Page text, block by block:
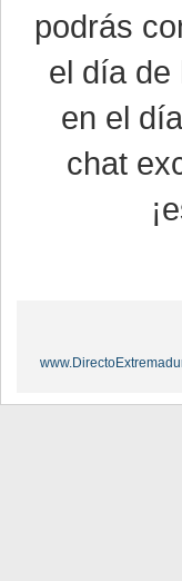
podrás
el día de
en el
chat